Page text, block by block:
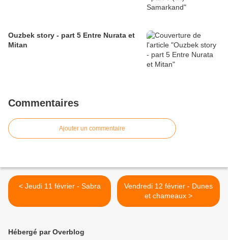
Ouzbek story - part 5 Entre Nurata et
Mitan
Commentaires
Ajouter un commentaire
< Jeudi 11 février - Sabra
Vendredi 12 février - Dunes
et chameaux >
Hébergé par Overblog